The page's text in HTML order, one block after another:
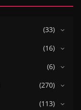
(33)
(16)
(6)
(270)
(113)